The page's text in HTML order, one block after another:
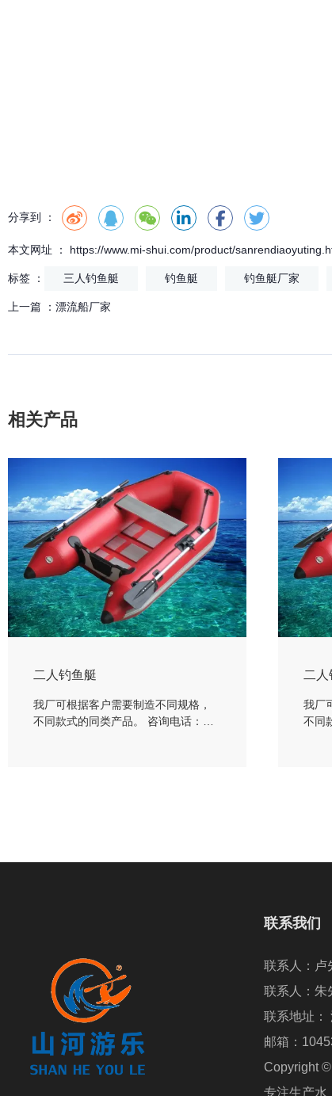
分享到 ：
本文网址 ： https://www.mi-shui.com/product/
标签 ： 三人钓鱼艇 钓鱼艇 钓鱼艇厂家
上一篇 ： 漂流船厂家
相关产品
二人钓鱼艇
我厂可根据客户需要制造不同规格，
不同款式的同类产品。 咨询电话：
二人
我厂
不同
联系我们
联系地址：
邮箱：
Copyright
专注生产水